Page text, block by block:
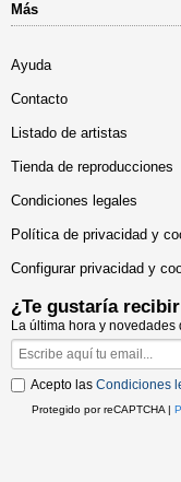
Más
Ayuda
Contacto
Listado de artistas
Tienda de reproducciones
Condiciones legales
Política de privacidad y
Configurar privacidad y
¿Te gustaría
La última hora y
Acepto las Condiciones
Protegido por reCAPTCHA |